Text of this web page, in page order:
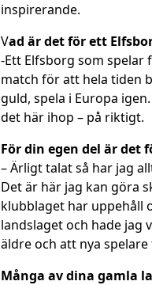
inspirerande.
Vad är det för ett
-Ett Elfsborg som spelar
match för att hela tiden
guld, spela i Europa
det här ihop – på riktigt.
För din egen del är det
– Ärligt talat så har jag
Det är här jag kan göra
klubblaget har uppehåll
landslaget och hade jag
äldre och att nya spelare
Många av dina gamla